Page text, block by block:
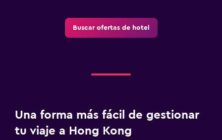
Buscar ofertas de hotel
Una forma más fácil de gestionar
tu viaje a Hong Kong